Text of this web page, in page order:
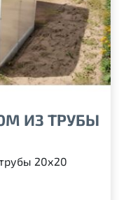
ИЗ ТРУБЫ
20х20